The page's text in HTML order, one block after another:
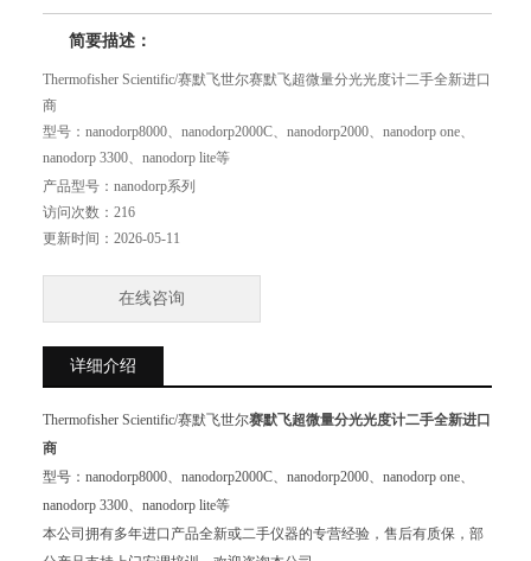
简要描述：
Thermofisher Scientific/赛默飞世尔赛默飞超微量分光光度计二手全新进口
商
型号：nanodorp8000、nanodorp2000C、nanodorp2000、nanodorp one、
nanodorp 3300、nanodorp lite等
本公司拥有多年进口产品全新或二手仪器的专营经验，售后有质保，部
分产品支持上门安调培训，欢迎咨询本公司。
产品型号： nanodorp系列
访问次数： 216
更新时间： 2026-05-11
在线咨询
详细介绍
Thermofisher Scientific/赛默飞世尔赛默飞超微量分光光度计二手全新进口
商
型号：nanodorp8000、nanodorp2000C、nanodorp2000、nanodorp one、
nanodorp 3300、nanodorp lite等
本公司拥有多年进口产品全新或二手仪器的专营经验，售后有质保，部